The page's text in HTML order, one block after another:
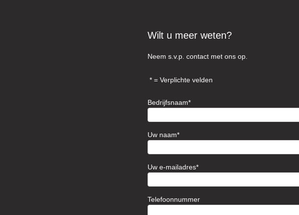
Wilt u meer weten?
Neem s.v.p. contact met ons op.
= Verplichte velden
Bedrijfsnaam
Uw naam
Uw e-mailadres
Telefoonnummer